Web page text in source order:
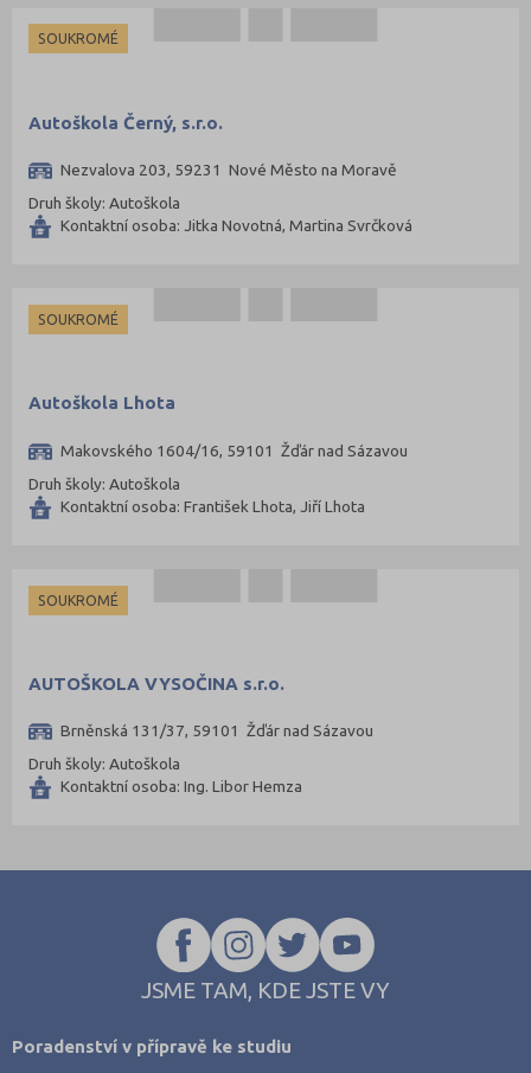
Česká Lípa (17)
Domažlice (7)
Frýdek-Místek (35)
Hradec Králové (22)
Chomutov (10)
Jeseník (9)
Jindřichův Hradec (10)
Karviná (28)
Kladno (22)
Klatovy (11)
Kolín (12)
Kutná Hora (9)
Mladá Boleslav (10)
SOUKROMÉ
Autoškola Černý, s.r.o.
Nezvalova 203, 59231 Nové Město na Moravě
Druh školy: Autoškola
Kontaktní osoba: Jitka Novotná, Martina Svrčková
SOUKROMÉ
Autoškola Lhota
Makovského 1604/16, 59101 Žďár nad Sázavou
Druh školy: Autoškola
Kontaktní osoba: František Lhota, Jiří Lhota
SOUKROMÉ
AUTOŠKOLA VYSOČINA s.r.o.
Brněnská 131/37, 59101 Žďár nad Sázavou
Druh školy: Autoškola
Kontaktní osoba: Ing. Libor Hemza
JSME TAM, KDE JSTE VY
Poradenství v přípravě ke studiu